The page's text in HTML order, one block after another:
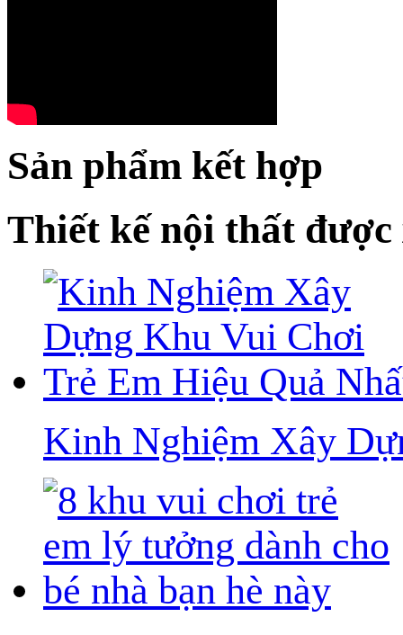
Sản phẩm kết hợp
Thiết kế nội thất được
Kinh Nghiệm Xây